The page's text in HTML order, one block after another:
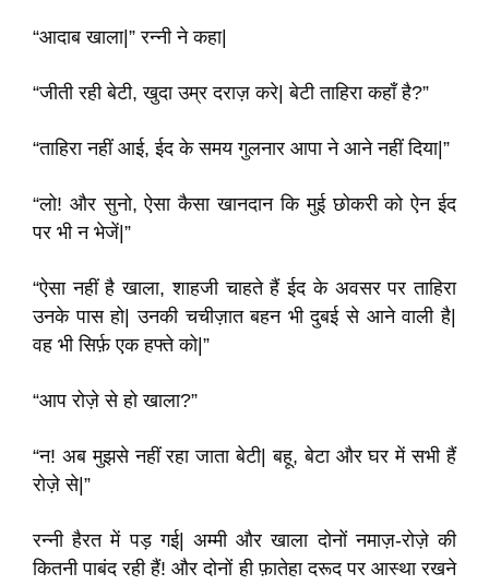
“आदाब खाला|” रन्नी ने कहा|
“जीती रही बेटी, खुदा उम्र दराज़ करे| बेटी ताहिरा कहाँ है?”
“ताहिरा नहीं आई, ईद के समय गुलनार आपा ने आने नहीं दिया|”
“लो! और सुनो, ऐसा कैसा खानदान कि मुई छोकरी को ऐन ईद
पर भी न भेजें|”
“ऐसा नहीं है खाला, शाहजी चाहते हैं ईद के अवसर पर ताहिरा
उनके पास हो| उनकी चचीज़ात बहन भी दुबई से आने वाली है|
वह भी सिर्फ़ एक हफ्ते को|”
“आप रोज़े से हो खाला?”
“न! अब मुझसे नहीं रहा जाता बेटी| बहू, बेटा और घर में सभी हैं
रोज़े से|”
रन्नी हैरत में पड़ गई| अम्मी और खाला दोनों नमाज़-रोज़े की
कितनी पाबंद रही हैं! और दोनों ही फ़ातेहा दरूद पर आस्था रखने